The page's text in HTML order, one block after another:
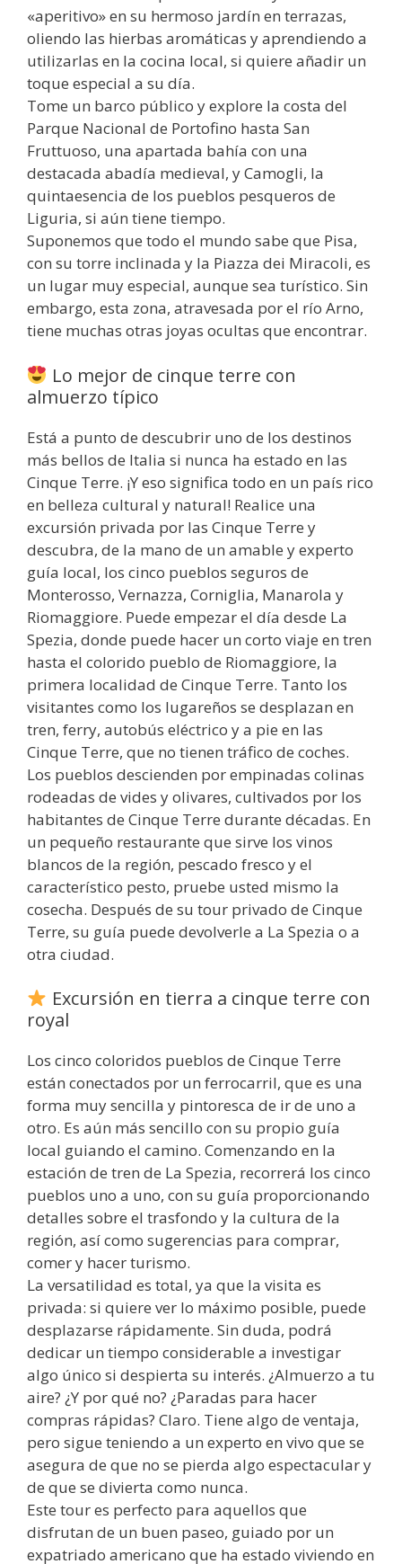
«aperitivo» en su hermoso jardín en terrazas,
oliendo las hierbas aromáticas y aprendiendo a
utilizarlas en la cocina local, si quiere añadir un
toque especial a su día.
Tome un barco público y explore la costa del
Parque Nacional de Portofino hasta San
Fruttuoso, una apartada bahía con una
destacada abadía medieval, y Camogli, la
quintaesencia de los pueblos pesqueros de
Liguria, si aún tiene tiempo.
Suponemos que todo el mundo sabe que Pisa,
con su torre inclinada y la Piazza dei Miracoli, es
un lugar muy especial, aunque sea turístico. Sin
embargo, esta zona, atravesada por el río Arno,
tiene muchas otras joyas ocultas que encontrar.
Lo mejor de cinque terre con
almuerzo típico
Está a punto de descubrir uno de los destinos
más bellos de Italia si nunca ha estado en las
Cinque Terre. ¡Y eso significa todo en un país rico
en belleza cultural y natural! Realice una
excursión privada por las Cinque Terre y
descubra, de la mano de un amable y experto
guía local, los cinco pueblos seguros de
Monterosso, Vernazza, Corniglia, Manarola y
Riomaggiore. Puede empezar el día desde La
Spezia, donde puede hacer un corto viaje en tren
hasta el colorido pueblo de Riomaggiore, la
primera localidad de Cinque Terre. Tanto los
visitantes como los lugareños se desplazan en
tren, ferry, autobús eléctrico y a pie en las
Cinque Terre, que no tienen tráfico de coches.
Los pueblos descienden por empinadas colinas
rodeadas de vides y olivares, cultivados por los
habitantes de Cinque Terre durante décadas. En
un pequeño restaurante que sirve los vinos
blancos de la región, pescado fresco y el
característico pesto, pruebe usted mismo la
cosecha. Después de su tour privado de Cinque
Terre, su guía puede devolverle a La Spezia o a
otra ciudad.
Excursión en tierra a cinque terre con
royal
Los cinco coloridos pueblos de Cinque Terre
están conectados por un ferrocarril, que es una
forma muy sencilla y pintoresca de ir de uno a
otro. Es aún más sencillo con su propio guía
local guiando el camino. Comenzando en la
estación de tren de La Spezia, recorrerá los cinco
pueblos uno a uno, con su guía proporcionando
detalles sobre el trasfondo y la cultura de la
región, así como sugerencias para comprar,
comer y hacer turismo.
La versatilidad es total, ya que la visita es
privada: si quiere ver lo máximo posible, puede
desplazarse rápidamente. Sin duda, podrá
dedicar un tiempo considerable a investigar
algo único si despierta su interés. ¿Almuerzo a tu
aire? ¿Y por qué no? ¿Paradas para hacer
compras rápidas? Claro. Tiene algo de ventaja,
pero sigue teniendo a un experto en vivo que se
asegura de que no se pierda algo espectacular y
de que se divierta como nunca.
Este tour es perfecto para aquellos que
disfrutan de un buen paseo, guiado por un
expatriado americano que ha estado viviendo en